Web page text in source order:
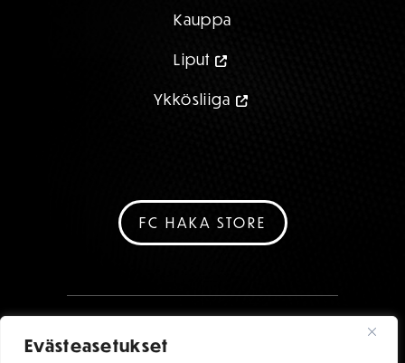
Evästeasetukset
Kauppa
Liput
Ykkösliiga
FC HAKA STORE